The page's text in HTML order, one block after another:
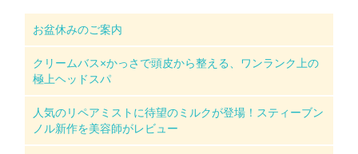
お盆休みのご案内
クリームバス×かっさで頭皮から整える、ワンランク上の
極上ヘッドスパ
人気のリペアミストに待望のミルクが登場！スティーブン
ノル新作を美容師がレビュー